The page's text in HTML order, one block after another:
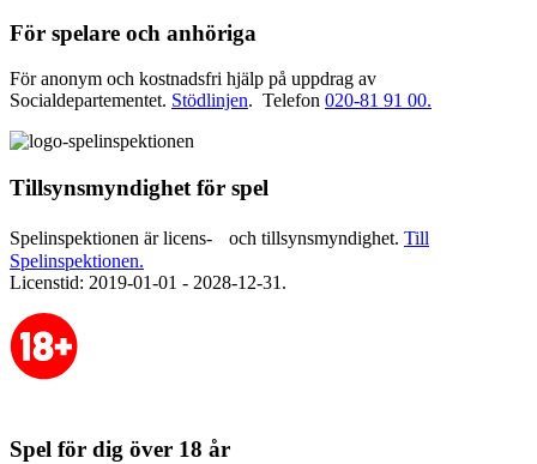
För spelare och anhöriga
För anonym och kostnadsfri hjälp på uppdrag av
Socialdepartementet. Stödlinjen. Telefon 020-81 91 00.
Tillsynsmyndighet för spel
Spelinspektionen är licens- och tillsynsmyndighet. Till
Spelinspektionen.
Licenstid: 2019-01-01 - 2028-12-31.
Spel för dig över 18 år